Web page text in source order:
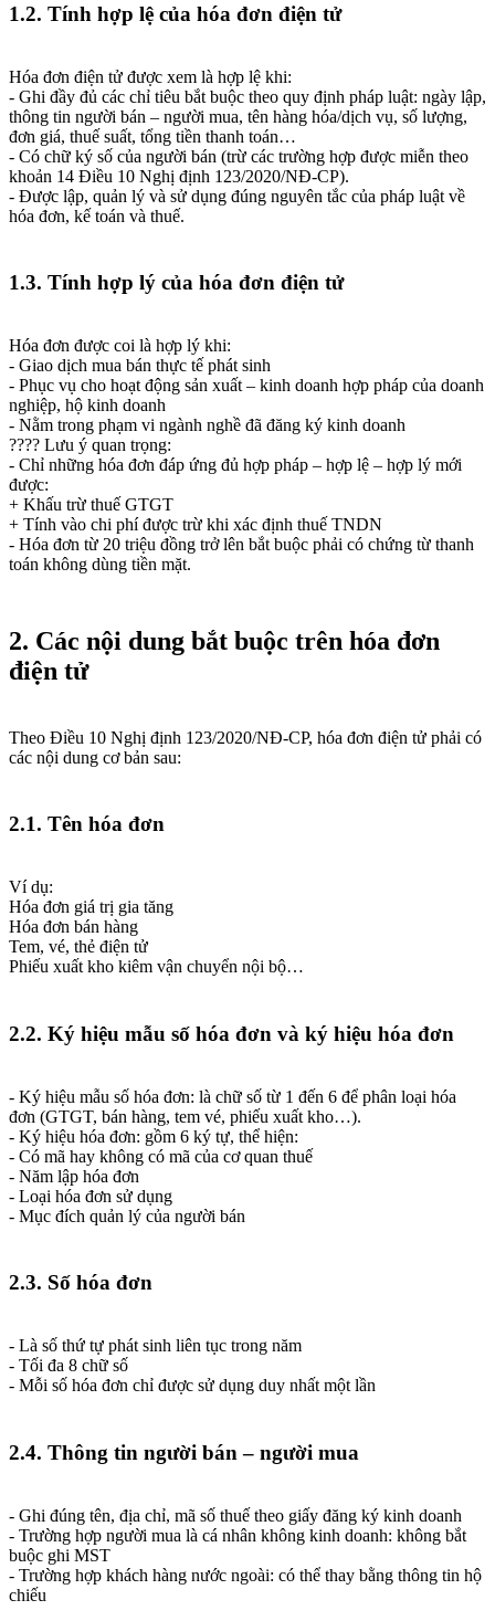
1.2. Tính hợp lệ của hóa đơn điện tử
Hóa đơn điện tử được xem là hợp lệ khi:
- Ghi đầy đủ các chỉ tiêu bắt buộc theo quy định pháp luật: ngày lập,
thông tin người bán – người mua, tên hàng hóa/dịch vụ, số lượng,
đơn giá, thuế suất, tổng tiền thanh toán…
- Có chữ ký số của người bán (trừ các trường hợp được miễn theo
khoản 14 Điều 10 Nghị định 123/2020/NĐ-CP).
- Được lập, quản lý và sử dụng đúng nguyên tắc của pháp luật về
hóa đơn, kế toán và thuế.
1.3. Tính hợp lý của hóa đơn điện tử
Hóa đơn được coi là hợp lý khi:
- Giao dịch mua bán thực tế phát sinh
- Phục vụ cho hoạt động sản xuất – kinh doanh hợp pháp của doanh
nghiệp, hộ kinh doanh
- Nằm trong phạm vi ngành nghề đã đăng ký kinh doanh
???? Lưu ý quan trọng:
- Chỉ những hóa đơn đáp ứng đủ hợp pháp – hợp lệ – hợp lý mới
được:
+ Khấu trừ thuế GTGT
+ Tính vào chi phí được trừ khi xác định thuế TNDN
- Hóa đơn từ 20 triệu đồng trở lên bắt buộc phải có chứng từ thanh
toán không dùng tiền mặt.
2. Các nội dung bắt buộc trên hóa đơn
điện tử
Theo Điều 10 Nghị định 123/2020/NĐ-CP, hóa đơn điện tử phải có
các nội dung cơ bản sau:
2.1. Tên hóa đơn
Ví dụ:
Hóa đơn giá trị gia tăng
Hóa đơn bán hàng
Tem, vé, thẻ điện tử
Phiếu xuất kho kiêm vận chuyển nội bộ…
2.2. Ký hiệu mẫu số hóa đơn và ký hiệu hóa đơn
- Ký hiệu mẫu số hóa đơn: là chữ số từ 1 đến 6 để phân loại hóa
đơn (GTGT, bán hàng, tem vé, phiếu xuất kho…).
- Ký hiệu hóa đơn: gồm 6 ký tự, thể hiện:
- Có mã hay không có mã của cơ quan thuế
- Năm lập hóa đơn
- Loại hóa đơn sử dụng
- Mục đích quản lý của người bán
2.3. Số hóa đơn
- Là số thứ tự phát sinh liên tục trong năm
- Tối đa 8 chữ số
- Mỗi số hóa đơn chỉ được sử dụng duy nhất một lần
2.4. Thông tin người bán – người mua
- Ghi đúng tên, địa chỉ, mã số thuế theo giấy đăng ký kinh doanh
- Trường hợp người mua là cá nhân không kinh doanh: không bắt
buộc ghi MST
- Trường hợp khách hàng nước ngoài: có thể thay bằng thông tin hộ
chiếu